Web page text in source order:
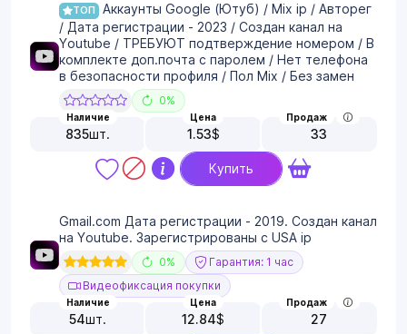
ТОП
Аккаунты Google (Ютуб) / Mix ip / Авторег
/ Дата регистрации - 2023 / Создан канал на
Youtube / ТРЕБУЮТ подтверждение номером / В
комплекте доп.почта с паролем / Нет телефона
в безопасности профиля / Пол Mix / Без замен
0%
Наличие
835шт.
Цена
1.53$
Продаж
33
Купить
Gmail.com Дата регистрации - 2019. Создан канал
на Youtube. Зарегистрированы с USA ip
0%
Гарантия: 1 час
Видеофиксация покупки
Наличие
54шт.
Цена
12.84$
Продаж
27